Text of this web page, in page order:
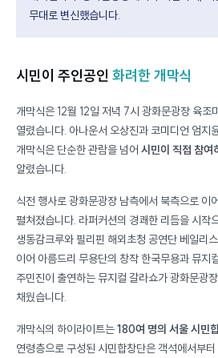
무대로 변신했습니다.
시민이 주인공인 화려한 개막식
개막식은 12월 12일 저녁 7시 광화문광장 육조
열렸습니다. 아나운서 오상진과 코미디언 엄지
개막식은 단순한 관람을 넘어 시민이 직접 참여
알렸습니다.
식전 행사로 광화문광장 남측에서 북측으로 이
펼쳐졌습니다. 라퍼커션의 경쾌한 리듬을 시작으로 미디어퍼포먼스 댄스팀
생동감크루와 필리핀 해외초청 공연단 베일리스 드 루시스가 함께했습니다.
이어 아름드리 무용단의 창작 한국무용과 뮤지컬 배우 최정원, 이진혁,
주민진이 출연하는 뮤지컬 갈라쇼가 광화문광장을 예술의 감동으로
채웠습니다.
개막식의 하이라이트는180여 명의 서울 시민
연령층으로 구성된 시민합창단은 객석에서부